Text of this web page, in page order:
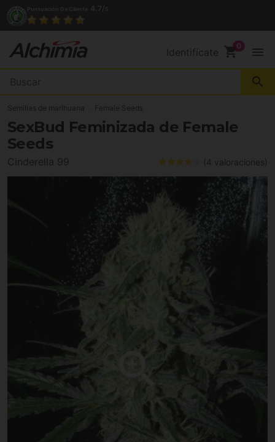
(+34) 972 527 248
Identifícate shopping_cart menu
search
Semillas de marihuana Female Seeds
SexBud Feminizada de Female
Seeds
Cinderella 99 (4 valoraciones)